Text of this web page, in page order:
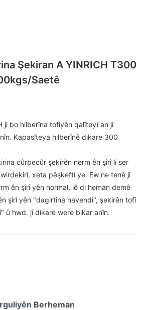
Şekiran A YINRICH T300
saetê
ji bo hilberîna tofiyên qalîteyî an jî
Kapasîteya hilberînê dikare 300
cûrbecûr şekirên nerm ên şîrî li ser
xeta pêşkeftî ye. Ew ne tenê ji
ên şîrî yên normal, lê di heman demê
şîrî yên "dagirtina navendî", şekirên tofî
û hwd. jî dikare were bikar anîn.
Berheman